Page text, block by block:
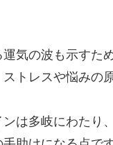
気の波も示す
トレスや悩みの
は多岐にわたり